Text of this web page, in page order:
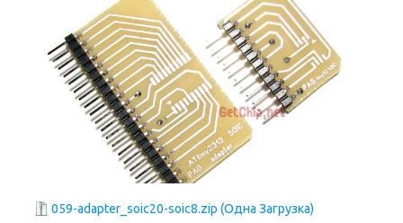
059-adapter_soic20-soic8.zip (Одна Загрузка)